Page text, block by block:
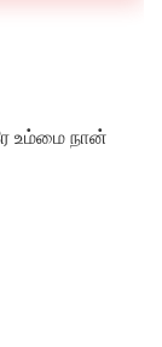
உம்மை நான்